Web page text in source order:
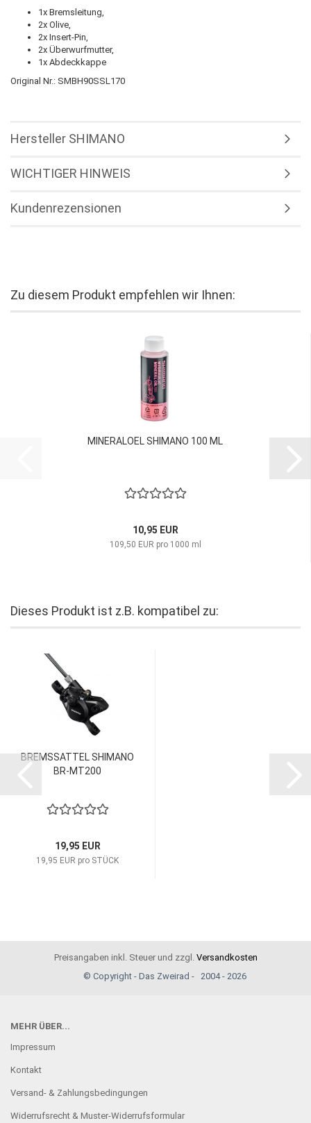
1x Bremsleitung,
2x Olive,
2x Insert-Pin,
2x Überwurfmutter,
1x Abdeckkappe
Original Nr.: SMBH90SSL170
Hersteller SHIMANO
WICHTIGER HINWEIS
Kundenrezensionen
Zu diesem Produkt empfehlen wir Ihnen:
MINERALOEL SHIMANO 100 ML
10,95 EUR
109,50 EUR pro 1000 ml
Dieses Produkt ist z.B. kompatibel zu:
BREMSSATTEL SHIMANO
BR-MT200
19,95 EUR
19,95 EUR pro STÜCK
Preisangaben inkl. Steuer und zzgl. Versandkosten
© Copyright - Das Zweirad - 2004 - 2026
MEHR ÜBER...
Impressum
Kontakt
Versand- & Zahlungsbedingungen
Widerrufsrecht & Muster-Widerrufsformular